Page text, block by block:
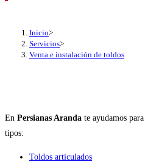
Inicio>
Servicios>
Venta e instalación de toldos
En Persianas Aranda te ayudamos
tipos:
Toldos articulados